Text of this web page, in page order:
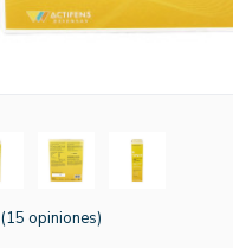
(15 opiniones)